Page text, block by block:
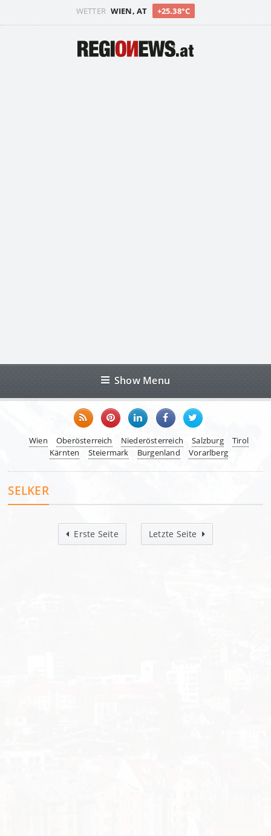
WETTER WIEN, AT +25.38°C
Show Menu
Wien Oberösterreich Niederösterreich Salzburg
Tirol
Kärnten
Steiermark Burgenland Vorarlberg
SELKER
Erste Seite Letzte Seite